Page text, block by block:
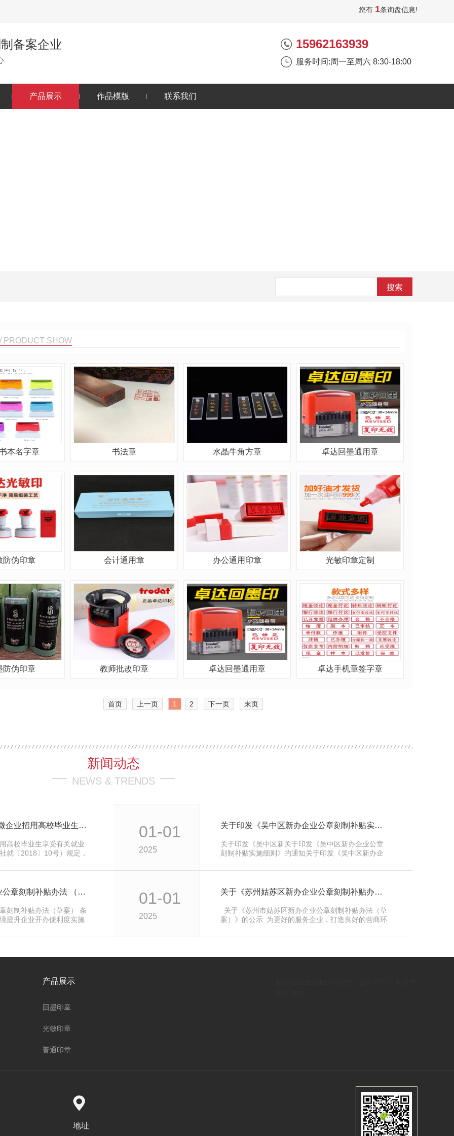
您有 1条询盘信息!
备案企业 15962163939
服务时间:周一至周六 8:30-18:00
产品展示 作品模版 联系我们
搜索
PRODUCT SHOW
本名字章 书法章 水晶牛角方章 卓达回墨通用章
防伪印章 会计通用章 办公通用印章 光敏印章定制
防伪印章 教师批改印章 卓达回墨通用章 卓达手机章签字章
首页 上一页 1 2 下一页 末页
新闻动态
NEWS & TRENDS
2024年12月昆山市小微企业招用高校毕业生社会保险补贴公示
高校毕业生享受有关就业
就〔2018〕10号）规定，
示期为2024年12月24日至
01-01
2025
关于印发《吴中区新办企业公章刻制补贴实施细则》的通知
关于印发《吴中区新关于印发《吴中区新办企业公章
刻制补贴实施细则》的通知关于印发《吴中区新办企
《吴中区新办企业公章刻制补贴实施细则》的通知公
苏州市姑苏区新办企业公章刻制补贴办法 （草案）
刻制补贴办法（草案） 条
提升企业开办便利度实施
年 1 月 1 日起，完成企业
设立之日起 90 日内可申领
01-01
2025
关于《苏州姑苏区新办企业公章刻制补贴办法（草案）》的公示
关于《苏州市姑苏区新办企业公章刻制补贴办法（草
案）》的公示 为更好的服务企业，打造良好的营商环
章补贴工作。我区也结合实际情况同步制定了《姑苏
办企业刻章补贴工作落地落实。随着行政效能的稳步
产品展示
回墨印章
光敏印章
普通印章
地址